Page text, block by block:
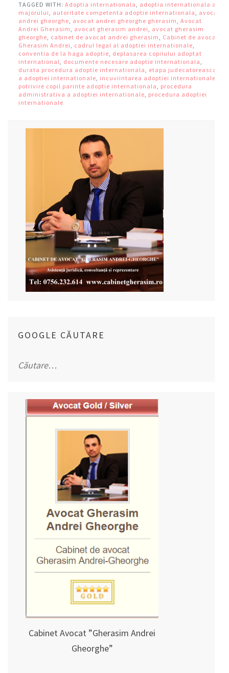
TAGGED WITH: Adoptia internationala, adoptia internationala a
majorului, autoritate competenta adoptie internationala, avocat
andrei gheorghe, avocat andrei gheorghe gherasim, Avocat
Andrei Gherasim, avocat gherasim andrei, avocat gherasim
gheorghe, cabinet de avocat andrei gherasim, Cabinet de avocat
Gherasim Andrei, cadrul legal al adoptiei internationale,
conventia de la haga adoptie, deplasarea copilului adoptat
international, documente necesare adoptie internationala,
durata procedura adoptie internationala, etapa judecatoreasca
a adoptiei internationale, incuviintarea adoptiei internationale
potrivire copil parinte adoptie internationala, procedura
administrativa a adoptiei internationale, procedura adoptiei
internationale
GOOGLE CĂUTARE
după:
Cabinet Avocat ”Gherasim Andrei
Gheorghe”